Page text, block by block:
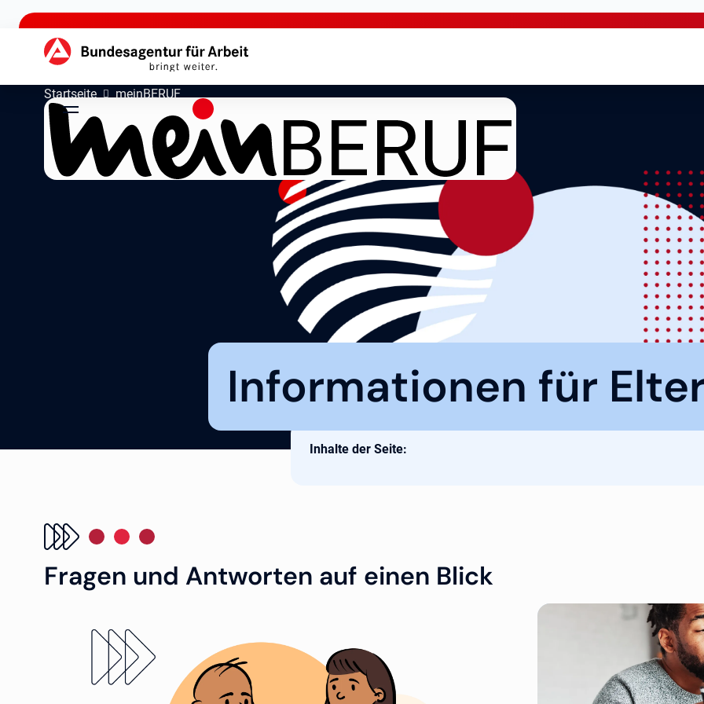
zu den Hauptinhalten springen
Hauptnavigation
Startseite meinBERUF
Informationen für
Inhalte der Seite:
Fragen und Antworten auf einen Blick